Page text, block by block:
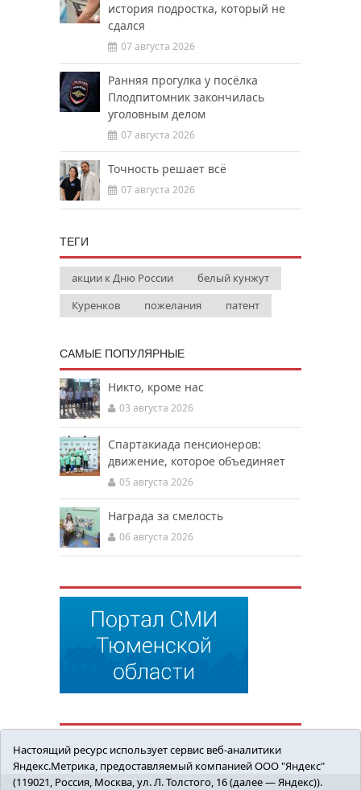
история подростка, который не
сдался
07 августа 2026
Ранняя прогулка у посёлка
Плодпитомник закончилась
уголовным делом
07 августа 2026
Точность решает всё
07 августа 2026
ТЕГИ
акции к Дню России
белый кунжут
Куренков
пожелания патент
САМЫЕ ПОПУЛЯРНЫЕ
Никто, кроме нас
03 августа 2026
Спартакиада пенсионеров:
движение, которое объединяет
05 августа 2026
Награда за смелость
06 августа 2026
Настоящий ресурс использует сервис веб-аналитики
Яндекс.Метрика, предоставляемый компанией ООО "Яндекс"
(119021, Россия, Москва, ул. Л. Толстого, 16 (далее — Яндекс)).